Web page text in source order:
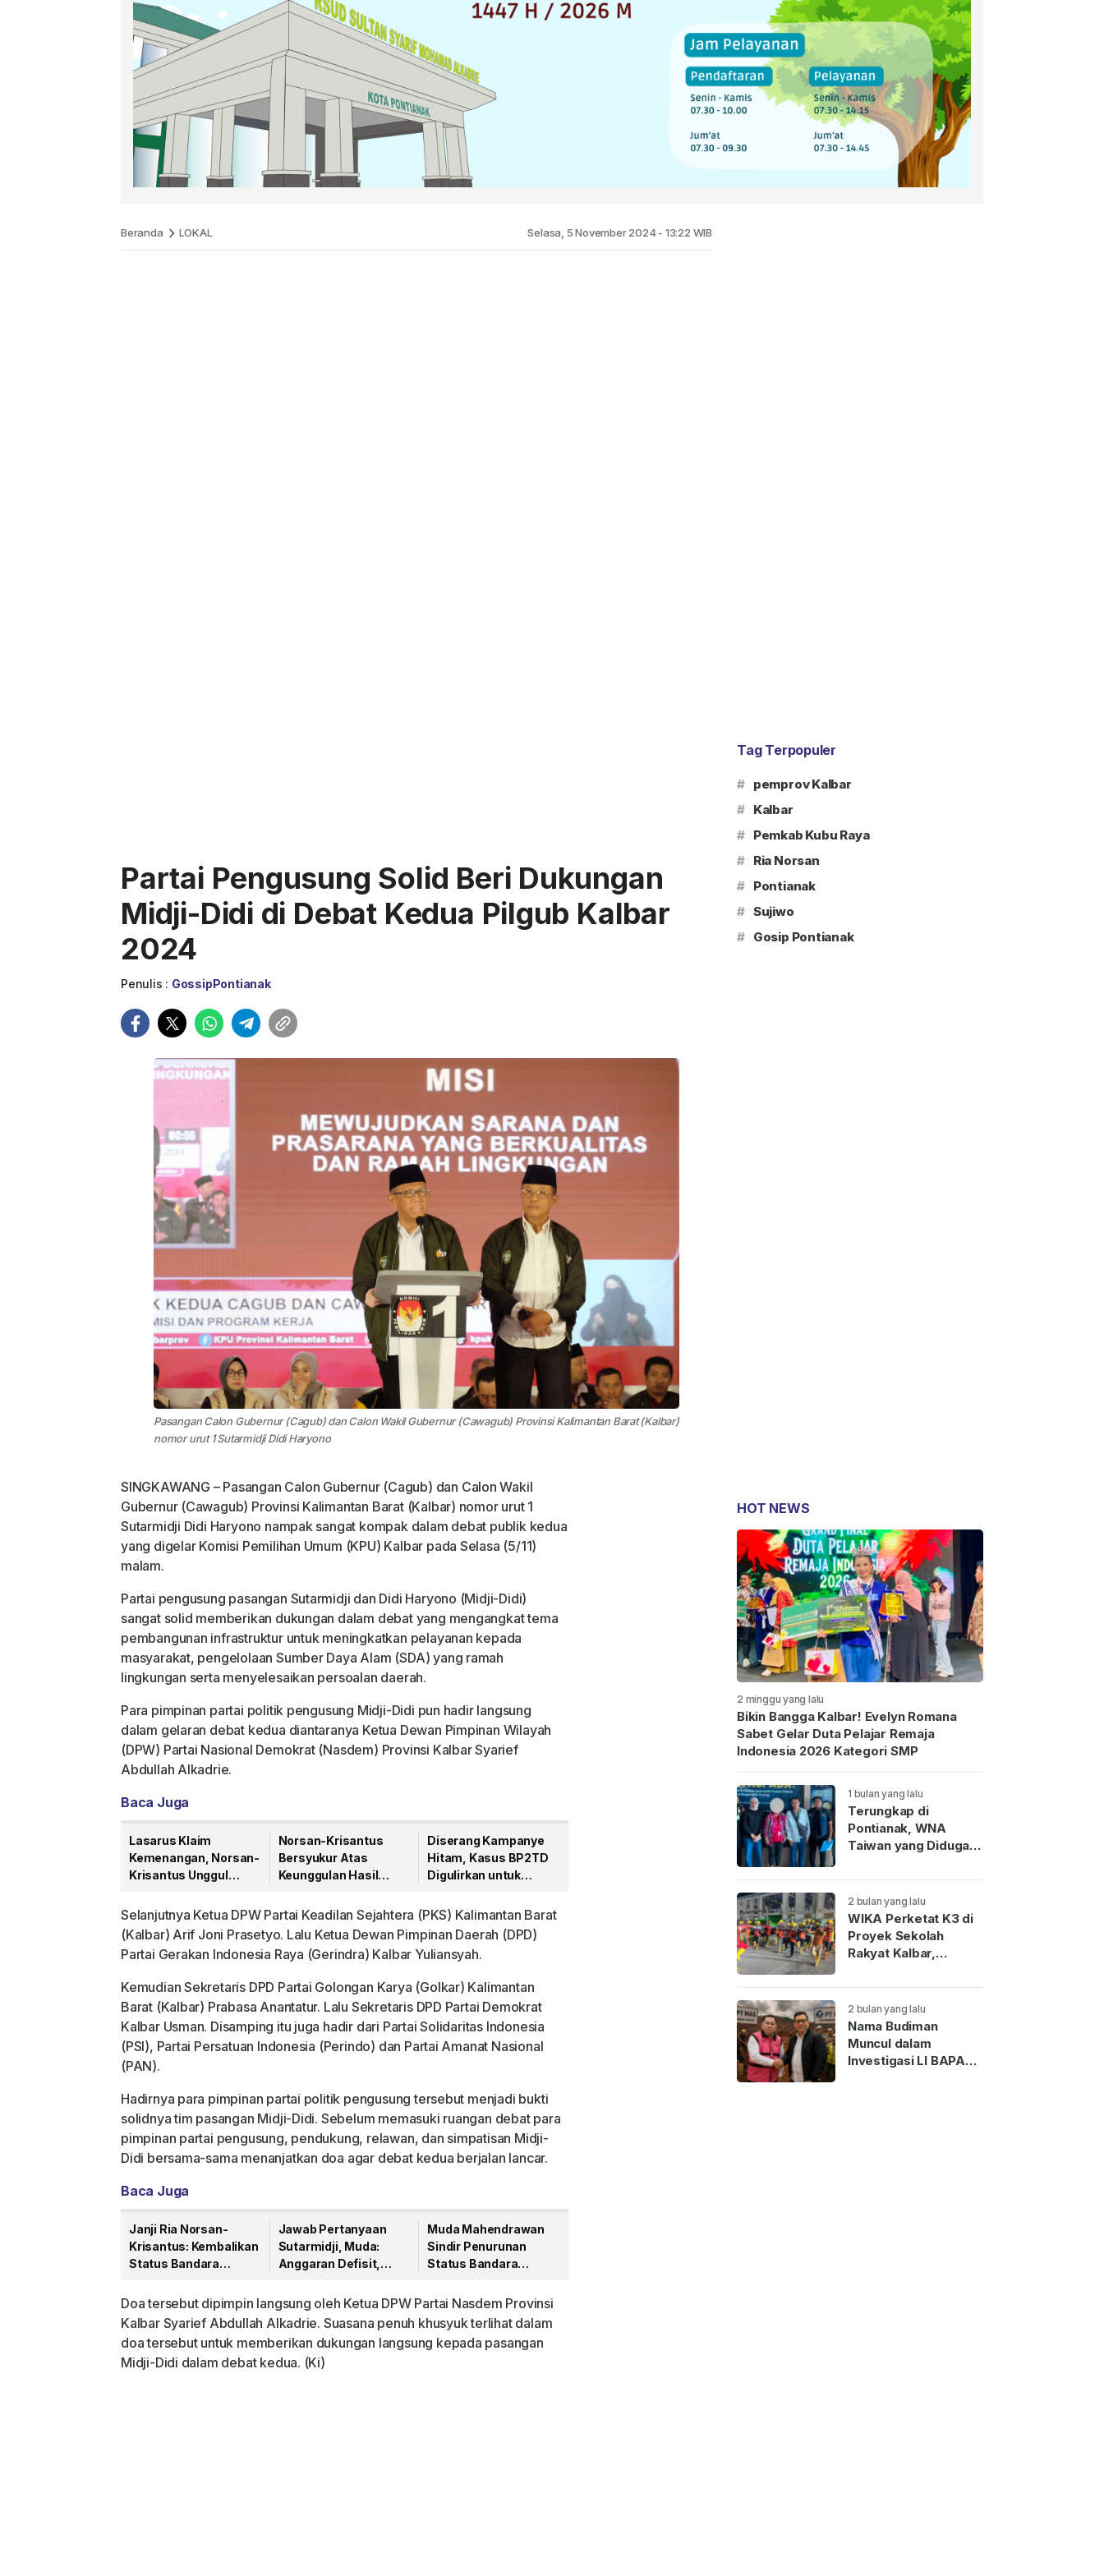
Beranda LOKAL Selasa, 5 November 2024 - 13:22 WIB
Partai Pengusung Solid Beri Dukungan
Midji-Didi di Debat Kedua Pilgub Kalbar
2024
Penulis : GossipPontianak
Pasangan Calon Gubernur (Cagub) dan Calon Wakil Gubernur (Cawagub) Provinsi Kalimantan Barat (Kalbar)
nomor urut 1 Sutarmidji Didi Haryono
SINGKAWANG – Pasangan Calon Gubernur (Cagub) dan Calon Wakil
Gubernur (Cawagub) Provinsi Kalimantan Barat (Kalbar) nomor urut 1
Sutarmidji Didi Haryono nampak sangat kompak dalam debat publik kedua
yang digelar Komisi Pemilihan Umum (KPU) Kalbar pada Selasa (5/11)
malam.
Partai pengusung pasangan Sutarmidji dan Didi Haryono (Midji-Didi)
sangat solid memberikan dukungan dalam debat yang mengangkat tema
pembangunan infrastruktur untuk meningkatkan pelayanan kepada
masyarakat, pengelolaan Sumber Daya Alam (SDA) yang ramah
lingkungan serta menyelesaikan persoalan daerah.
Para pimpinan partai politik pengusung Midji-Didi pun hadir langsung
dalam gelaran debat kedua diantaranya Ketua Dewan Pimpinan Wilayah
(DPW) Partai Nasional Demokrat (Nasdem) Provinsi Kalbar Syarief
Abdullah Alkadrie.
Baca Juga
Lasarus Klaim
Kemenangan, Norsan-
Krisantus Unggul
Kalbar
Norsan-Krisantus
Bersyukur Atas
Keunggulan Hasil
Diserang Kampanye
Hitam, Kasus BP2TD
Digulirkan untuk
Selanjutnya Ketua DPW Partai Keadilan Sejahtera (PKS) Kalimantan Barat
(Kalbar) Arif Joni Prasetyo. Lalu Ketua Dewan Pimpinan Daerah (DPD)
Partai Gerakan Indonesia Raya (Gerindra) Kalbar Yuliansyah.
Kemudian Sekretaris DPD Partai Golongan Karya (Golkar) Kalimantan
Barat (Kalbar) Prabasa Anantatur. Lalu Sekretaris DPD Partai Demokrat
Kalbar Usman. Disamping itu juga hadir dari Partai Solidaritas Indonesia
(PSI), Partai Persatuan Indonesia (Perindo) dan Partai Amanat Nasional
(PAN).
Hadirnya para pimpinan partai politik pengusung tersebut menjadi bukti
solidnya tim pasangan Midji-Didi. Sebelum memasuki ruangan debat para
pimpinan partai pengusung, pendukung, relawan, dan simpatisan Midji-
Didi bersama-sama menanjatkan doa agar debat kedua berjalan lancar.
Baca Juga
Janji Ria Norsan-
Krisantus: Kembalikan
Status Bandara
Internasional
Jawab Pertanyaan
Sutarmidji, Muda:
Anggaran Defisit,
Diuntungkan
Muda Mahendrawan
Sindir Penurunan
Status Bandara
Pamungkas Pilgub
Kalbar 2024
Doa tersebut dipimpin langsung oleh Ketua DPW Partai Nasdem Provinsi
Kalbar Syarief Abdullah Alkadrie. Suasana penuh khusyuk terlihat dalam
doa tersebut untuk memberikan dukungan langsung kepada pasangan
Midji-Didi dalam debat kedua. (Ki)
Tag Terpopuler
# pemprov Kalbar
# Kalbar
# Pemkab Kubu Raya
# Ria Norsan
# Pontianak
# Sujiwo
# Gosip Pontianak
HOT NEWS
2 minggu yang lalu
Bikin Bangga Kalbar! Evelyn Romana
Sabet Gelar Duta Pelajar Remaja
Indonesia 2026 Kategori SMP
1 bulan yang lalu
Terungkap di
Pontianak, WNA
Taiwan yang Diduga
Dideportasi
2 bulan yang lalu
WIKA Perketat K3 di
Proyek Sekolah
Rakyat Kalbar,
2 bulan yang lalu
Nama Budiman
Muncul dalam
Investigasi LI BAPAN